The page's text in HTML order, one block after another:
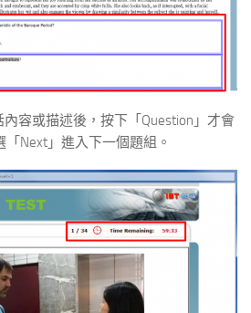
內容或描述後，按下「Question」才會
Next」進入下一個題組。